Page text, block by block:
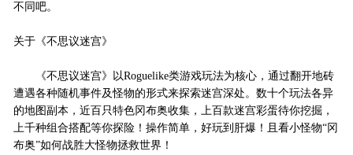
不同吧。
关于《不思议迷宫》
《不思议迷宫》以Roguelike类游戏玩法为核心，通过翻开地砖
遭遇各种随机事件及怪物的形式来探索迷宫深处。数十个玩法各异
的地图副本，近百只特色冈布奥收集，上百款迷宫彩蛋待你挖掘，
上千种组合搭配等你探险！操作简单，好玩到肝爆！且看小怪物“冈
布奥”如何战胜大怪物拯救世界！